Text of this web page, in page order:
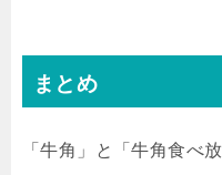
まとめ
「牛角」と「牛角食べ